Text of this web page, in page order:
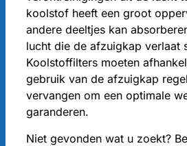
koolstof heeft een groot
andere deeltjes kan
lucht die de afzuigkap verlaat
Koolstoffilters moeten
gebruik van de afzuigkap
vervangen om een optimale
garanderen.
Niet gevonden wat u zoekt?